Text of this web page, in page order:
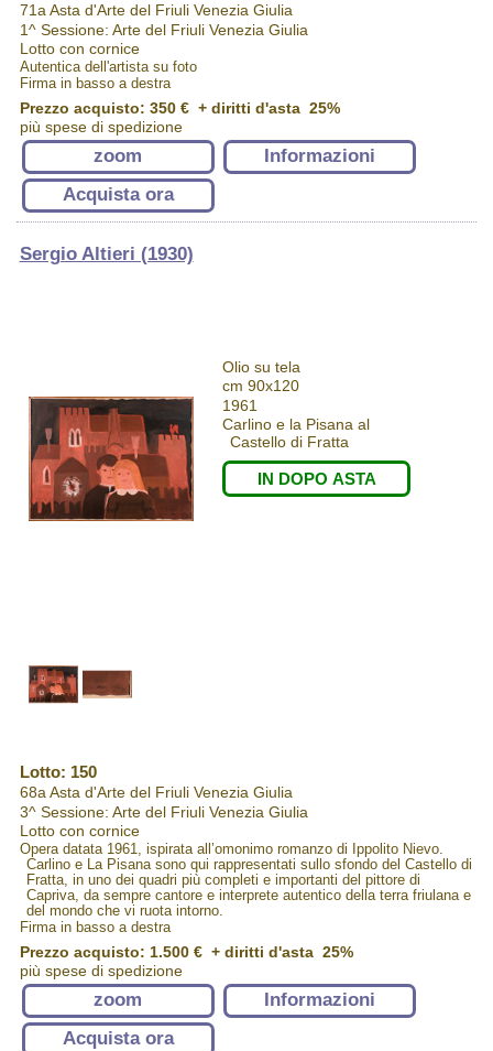
71a Asta d'Arte del Friuli Venezia Giulia
1^ Sessione: Arte del Friuli Venezia Giulia
Lotto con cornice
Autentica dell'artista su foto
Firma in basso a destra
Prezzo acquisto: 350 €+ diritti d'asta 25%
più spese di spedizione
zoom
Informazioni
Acquista ora
Sergio Altieri (1930)
Olio su tela
cm 90x120
1961
Carlino e la Pisana al
Castello di Fratta
IN DOPO ASTA
Lotto: 150
68a Asta d'Arte del Friuli Venezia Giulia
3^ Sessione: Arte del Friuli Venezia Giulia
Lotto con cornice
Opera datata 1961, ispirata all’omonimo romanzo di Ippolito Nievo.
Carlino e La Pisana sono qui rappresentati sullo sfondo del Castello di
Fratta, in uno dei quadri più completi e importanti del pittore di
Capriva, da sempre cantore e interprete autentico della terra friulana e
del mondo che vi ruota intorno.
Firma in basso a destra
Prezzo acquisto: 1.500 €+ diritti d'asta 25%
più spese di spedizione
zoom
Informazioni
Acquista ora